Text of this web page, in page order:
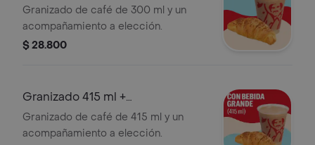
Acompañamiento
Granizado de café de 300 ml y un
acompañamiento a elección.
$ 28.800
Granizado 415 ml +
Acompañamiento
Granizado de café de 415 ml y un
acompañamiento a elección.